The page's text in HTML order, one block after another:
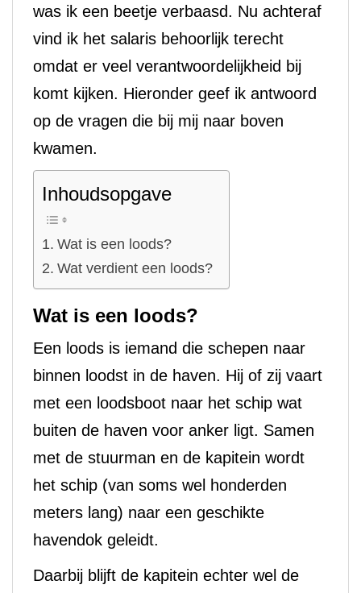
was ik een beetje verbaasd. Nu achteraf
vind ik het salaris behoorlijk terecht
omdat er veel verantwoordelijkheid bij
komt kijken. Hieronder geef ik antwoord
op de vragen die bij mij naar boven
kwamen.
Inhoudsopgave
Wat is een loods?
Wat verdient een loods?
Wat is een loods?
Een loods is iemand die schepen naar
binnen loodst in de haven. Hij of zij vaart
met een loodsboot naar het schip wat
buiten de haven voor anker ligt. Samen
met de stuurman en de kapitein wordt
het schip (van soms wel honderden
meters lang) naar een geschikte
havendok geleidt.
Daarbij blijft de kapitein echter wel de